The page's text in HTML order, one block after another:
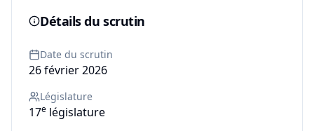
Détails du scrutin
Date du scrutin
26 février 2026
Législature
17e législature